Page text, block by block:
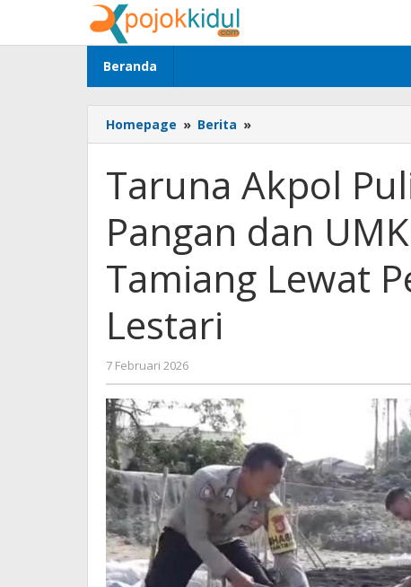
konten
Beranda
Homepage » Berita »
Akpol
Ketahanan
Pangan
dan
UMKM
Aceh
Tamiang
Taruna Akpol
Pangan dan
Tamiang Lewat
Lestari
7 Februari 2026
BangAdmin